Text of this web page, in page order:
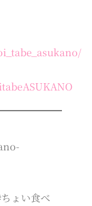
ょい食べ